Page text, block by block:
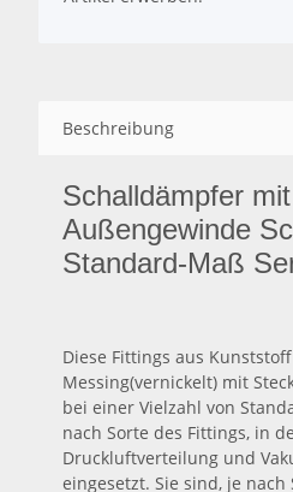
Beschreibung
Schalldämpfer mit
Außengewinde
Standard-Maß
Diese Fittings aus
Messing(vernickelt) mit
bei einer Vielzahl von
nach Sorte des Fittings, in
Druckluftverteilung und
eingesetzt. Sie sind, je nach